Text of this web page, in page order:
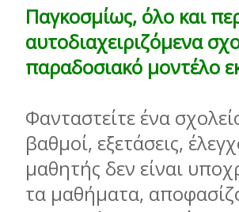
Παγκοσµίως, όλο και
αυτοδιαχειριζόµενα
παραδοσιακό µοντέλο
Φανταστείτε ένα
βαθµοί, εξετάσεις,
µαθητής δεν είναι
τα µαθήµατα,